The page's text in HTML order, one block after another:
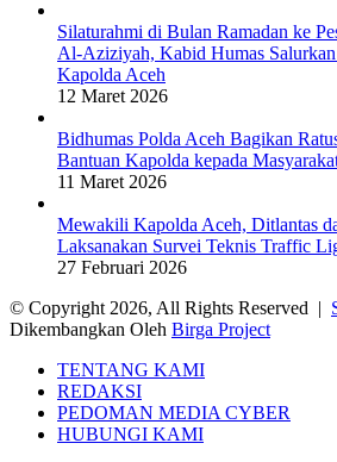
Silaturahmi di Bulan Ramadan ke
Al-Aziziyah, Kabid Humas
Kapolda Aceh
12 Maret 2026
Bidhumas Polda Aceh Bagikan
Bantuan Kapolda kepada
11 Maret 2026
Mewakili Kapolda Aceh, Ditlantas
Laksanakan Survei Teknis Traffic
27 Februari 2026
© Copyright 2026, All Rights Reserved |
Dikembangkan Oleh Birga Project
TENTANG KAMI
REDAKSI
PEDOMAN MEDIA CYBER
HUBUNGI KAMI